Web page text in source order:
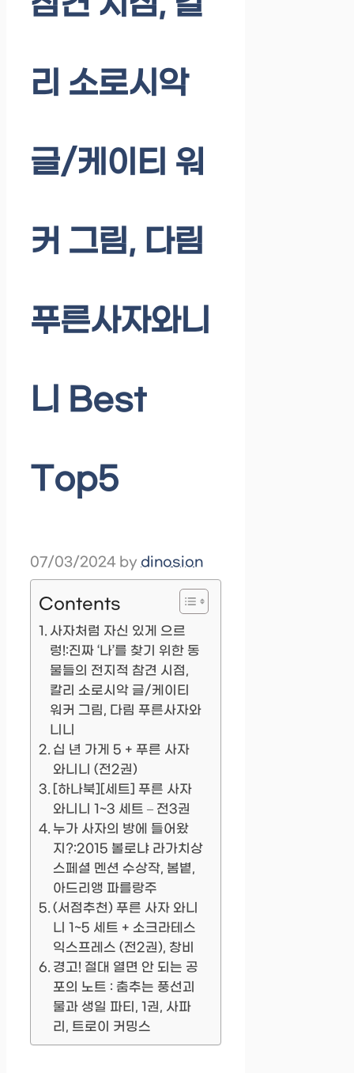
리 소로시악
글/케이티 워
커 그림, 다림
푸른사자와니
니 Best
Top5
07/03/2024 by dinosion
Contents
사자처럼 자신 있게 으르
렁!:진짜 ‘나’를 찾기 위한 동
물들의 전지적 참견 시점,
칼리 소로시악 글/케이티
워커 그림, 다림 푸른사자와
니니
십 년 가게 5 + 푸른 사자
와니니 (전2권)
[하나북][세트] 푸른 사자
와니니 1~3 세트 – 전3권
누가 사자의 방에 들어왔
지?:2015 볼로냐 라가치상
스페셜 멘션 수상작, 봄볕,
아드리앵 파를랑주
(서점추천) 푸른 사자 와니
니 1~5 세트 + 소크라테스
익스프레스 (전2권), 창비
경고! 절대 열면 안 되는 공
포의 노트 : 춤추는 풍선괴
물과 생일 파티, 1권, 사파
리, 트로이 커밍스